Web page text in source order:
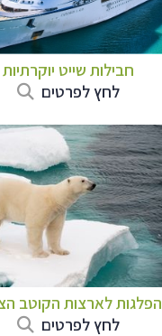
חבילות שייט יוקרתיות
לחץ לפרטים
הפלגות לארצות הקוטב
לחץ לפרטים